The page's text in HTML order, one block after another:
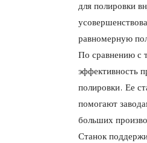
для полировки
равномерную
По сравнению с
эффективность
полировки. Ее
помогают
больших
Станок